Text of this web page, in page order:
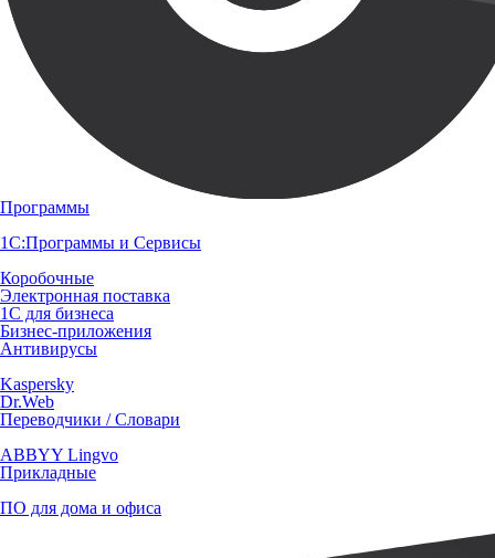
Программы
1С:Программы и Сервисы
Коробочные
Электронная поставка
1С для бизнеса
Бизнес-приложения
Антивирусы
Kaspersky
Dr.Web
Переводчики / Словари
ABBYY Lingvo
Прикладные
ПО для дома и офиса